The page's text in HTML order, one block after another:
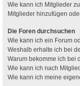
Wie kann ich Mitglieder
Mitglieder hinzufügen
Die Foren durchsuchen
Wie kann ich ein Forum
Weshalb erhalte ich bei
Warum bekomme ich bei
Wie kann ich nach
Wie kann ich meine